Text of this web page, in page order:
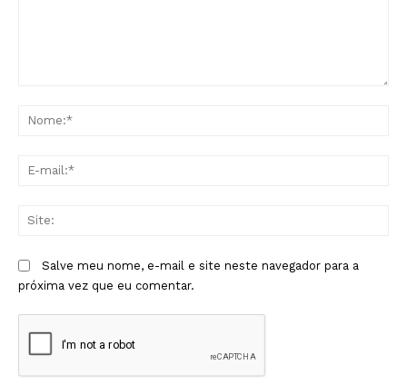
Salve meu nome, e-mail e site neste navegador para a
próxima vez que eu comentar.